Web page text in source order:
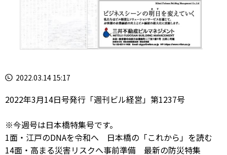
2022.03.14 15:17
2022年3月14日号発行「週刊ビル経営」第1237号
※今週号は日本橋特集号です。
1面・江戸のDNAを令和へ 日本橋の「これから」を読む
14面・高まる災害リスクへ事前準備 最新の防災特集